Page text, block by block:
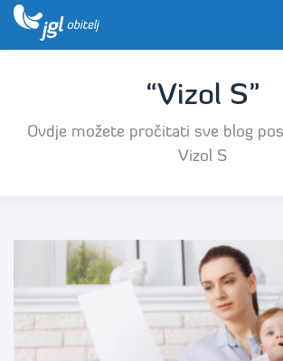
“Vizol S”
Ovdje možete pročitati sve blog
Vizol S